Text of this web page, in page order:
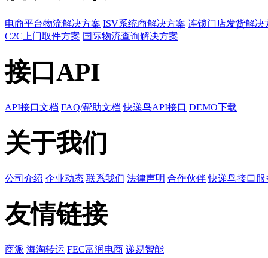
电商平台物流解决方案 ISV系统商解决方案 连锁门店发货解决
C2C上门取件方案 国际物流查询解决方案
接口API
API接口文档 FAQ/帮助文档 快递鸟API接口 DEMO下载
关于我们
公司介绍 企业动态 联系我们 法律声明 合作伙伴 快递鸟接口服
友情链接
商派 海淘转运 FEC富润电商 递易智能